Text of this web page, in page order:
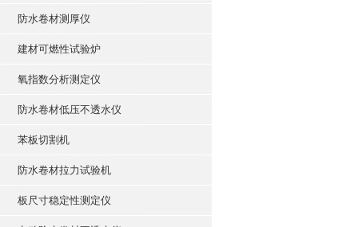
防水卷材测厚仪
建材可燃性试验炉
氧指数分析测定仪
防水卷材低压不透水仪
苯板切割机
防水卷材拉力试验机
板尺寸稳定性测定仪